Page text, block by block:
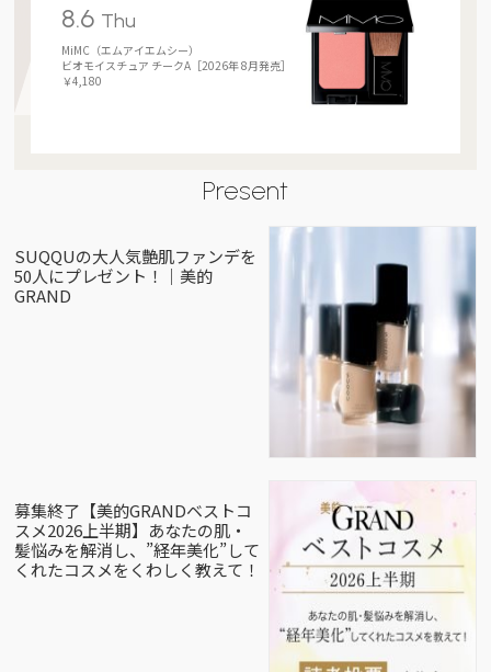
8.6 Thu
MiMC（エムアイエムシー）
ビオモイスチュア チークA［2026年 8月発売］
￥4,180
Present
SUQQUの大人気艶肌ファンデを
50人にプレゼント！｜美的
GRAND
募集終了【美的GRANDベストコ
スメ2026上半期】あなたの肌・
髪悩みを解消し、”経年美化”して
くれたコスメをくわしく教えて！